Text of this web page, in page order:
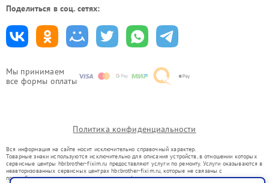
Мы принимаем
все формы оплаты
Поделиться в соц. сетях:
Политика конфиденциальности
Вся информация на сайте носит исключительно справочный характер.
Товарные знаки используются исключительно для описания устройств, в отношении которых
сервисные центры hbr.brother-fixim.ru предоставляют услуги по ремонту. Услуги оказываются в
неавторизованных сервисных центрах hbr.brother-fixim.ru, которые не связаны с
правообладателями товарных знаков или их официальными представителями.